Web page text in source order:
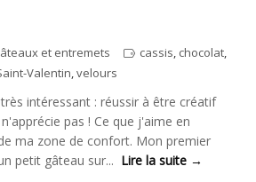
et entremets cassis, chocolat,
Valentin,velours
intéressant : réussir à être créatif
pas ! Ce que j'aime en
ma zone de confort. Mon premier
petit gâteau sur... Lire la suite →